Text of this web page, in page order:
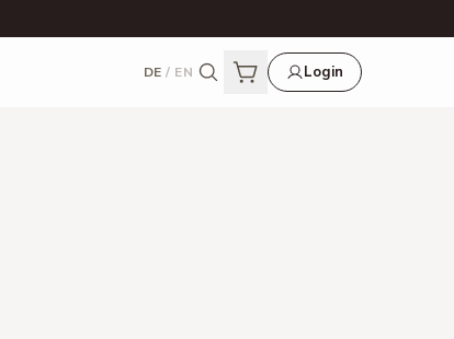
DE / EN Login